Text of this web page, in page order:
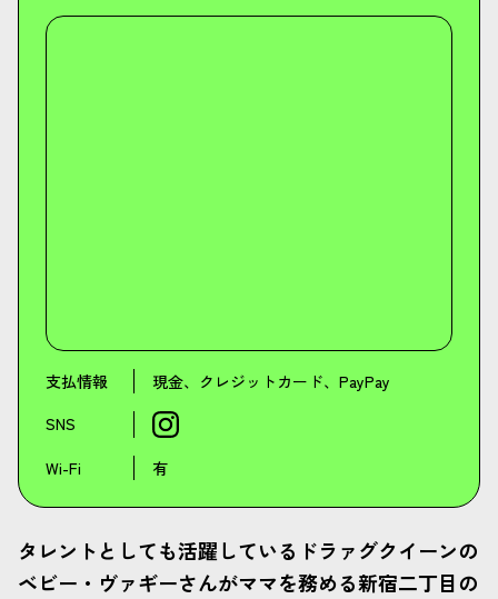
支払情報
現金、クレジットカード、PayPay
SNS
Wi-Fi
有
タレントとしても活躍しているドラァグクイーンの
ベビー・ヴァギーさんがママを務める新宿二丁目の